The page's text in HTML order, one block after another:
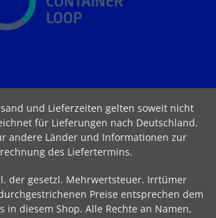
und Lieferzeiten gelten soweit nicht
für Lieferungen nach Deutschland.
andere Länder und Informationen zur
des Liefertermins.
der gesetzl. Mehrwertsteuer. Irrtümer
Preise entsprechen dem
in diesem Shop. Alle Rechte an Namen,